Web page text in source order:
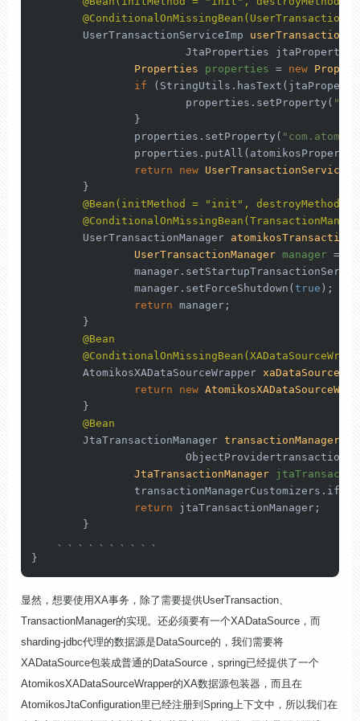
	UserTransactionServiceImp
JtaProperties
Properties
properties = new
if
			properties.setProperty(
		properties.setProperty(
return
new
@Bean(initMethod = "init", destroyMethod
	UserTransactionManager
UserTransactionManager manager =
		manager.setForceShutdown(
true );
return manager;
@Bean
	AtomikosXADataSourceWrapper
return
new
@Bean
	JtaTransactionManager
transactionManager
JtaTransactionManager
return jtaTransactionManager;
    、、、、、、、、、、
}
显然，想要使用XA事务，除了需要提供UserTransaction、
TransactionManager的实现。还必须要有一个XADataSource，而
sharding-jdbc代理的数据源是DataSource的，我们需要将
XADataSource包装成普通的DataSource，spring已经提供了一个
AtomikosXADataSourceWrapper的XA数据源包装器，而且在
AtomikosJtaConfiguration里已经注册到Spring上下文中，所以我们在